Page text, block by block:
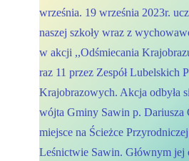
września. 19 września 2023r.
naszej szkoły wraz z
w akcji ,,Odśmiecania
raz 11 przez Zespół Lubelskich
Krajobrazowych. Akcja odbyła
wójta Gminy Sawin p. Dariusza
miejsce na Ścieżce
Leśnictwie Sawin. Głównym jej